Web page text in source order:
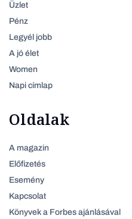
Üzlet
Pénz
Legyél jobb
A jó élet
Women
Napi címlap
Oldalak
A magazin
Előfizetés
Esemény
Kapcsolat
Könyvek a Forbes ajánlásával